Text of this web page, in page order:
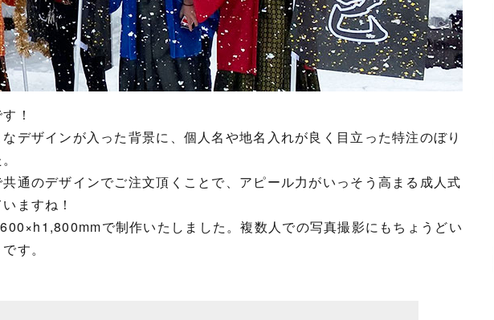
！
デザインが入った背景に、個人名や地名入れが良く目立った特注のぼり
通のデザインでご注文頂くことで、アピール力がいっそう高まる成人式
ますね！
で制作いたしました。複数人での写真撮影にもちょうどい
す。